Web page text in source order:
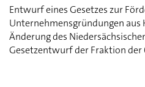
Entwurf eines Gesetzes zur
Unternehmensgründungen aus
Änderung des
Gesetzentwurf der Fraktion der